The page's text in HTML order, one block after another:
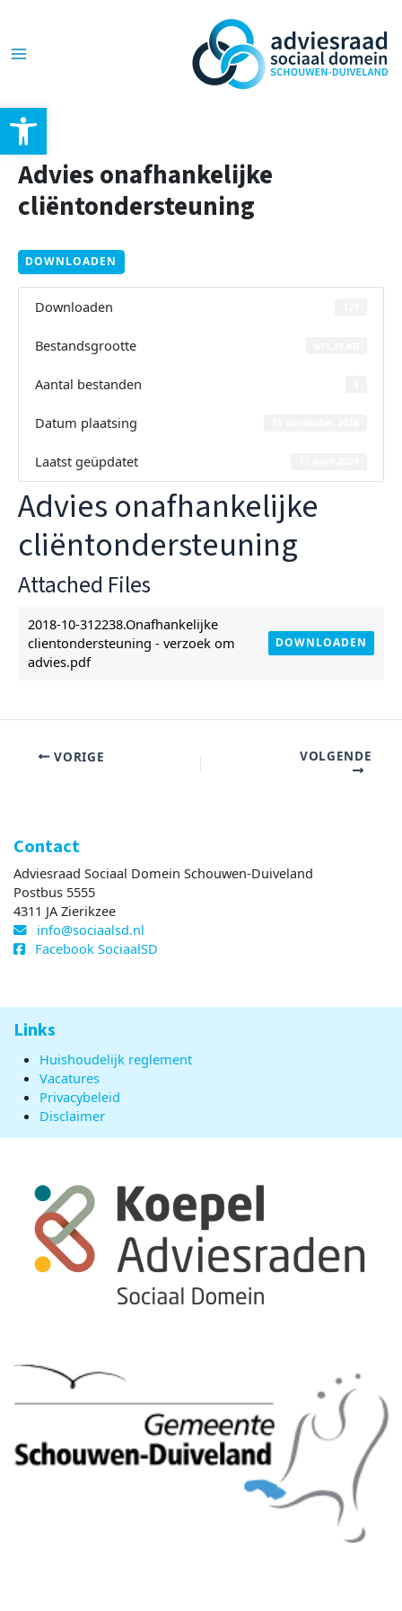
Toolbar openen
de
inhoud
Menu
Advies onafhankelijke
cliëntondersteuning
DOWNLOADEN
Downloaden
Bestandsgrootte
Aantal bestanden
Datum plaatsing
Laatst geüpdatet
Advies onafhankelijke
cliëntondersteuning
Attached Files
2018-10-312238.Onafhankelijke
clientondersteuning - verzoek om
advies.pdf
DOWNLOADEN
VORIGE VOLGENDE
Contact
Adviesraad Sociaal Domein Schouwen-Duiveland
Postbus 5555
4311 JA Zierikzee
info@sociaalsd.nl
Facebook SociaalSD
Links
Huishoudelijk reglement
Vacatures
Privacybeleid
Disclaimer